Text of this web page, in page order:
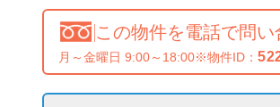
この物件を電話で問い
月～金曜日 9:00～18:00※物件ID：